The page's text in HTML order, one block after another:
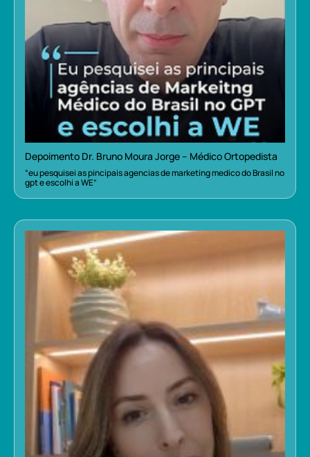
Depoimento Dr. Bruno Moura Jorge – Médico Ortopedista
“eu pesquisei as pincipais agencias de marketing medico do Brasil no
gpt e escolhi a WE”